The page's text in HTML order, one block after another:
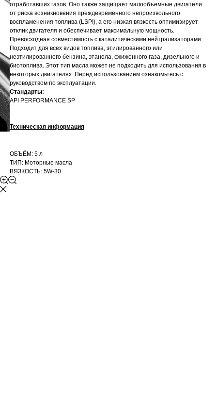
отработавших газов. Оно также защищает малообъемные двигатели
от риска возникновения преждевременного непроизвольного
воспламенения топлива (LSPI), а его низкая вязкость оптимизирует
отклик двигателя и обеспечивает максимальную мощность.
Превосходная совместимость с каталитическими нейтрализаторами.
Подходит для всех видов топлива, этилированного или
неэтилированного бензина, этанола, сжиженного газа, дизельного и
биотоплива. Этот тип масла может не подходить для использования в
некоторых двигателях. Перед использованием ознакомьтесь с
руководством по эксплуатации.
Стандарты:
API PERFORMANCE SP
Техническая информация
ОБЪЁМ: 5 л
ТИП: Моторные масла
ВЯЗКОСТЬ: 5W-30